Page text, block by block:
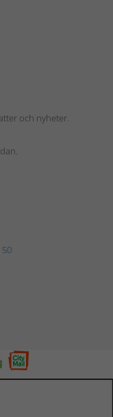
och nyheter.
50